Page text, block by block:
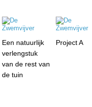
Een natuurlijk
verlengstuk
van de rest van
de tuin
Project A